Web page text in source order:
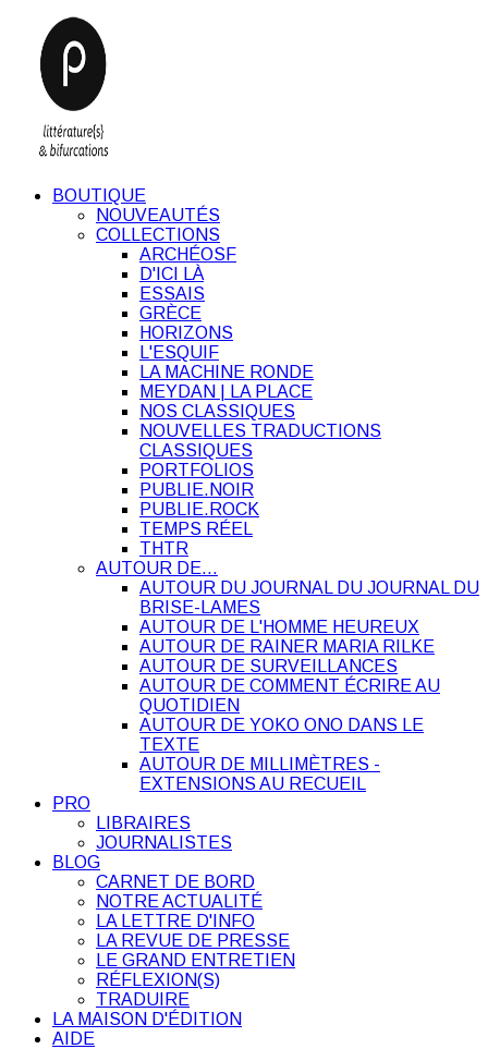
BOUTIQUE
NOUVEAUTÉS
COLLECTIONS
ARCHÉOSF
D'ICI LÀ
ESSAIS
GRÈCE
HORIZONS
L'ESQUIF
LA MACHINE RONDE
MEYDAN | LA PLACE
NOS CLASSIQUES
NOUVELLES TRADUCTIONS
CLASSIQUES
PORTFOLIOS
PUBLIE.NOIR
PUBLIE.ROCK
TEMPS RÉEL
THTR
AUTOUR DE…
AUTOUR DU JOURNAL DU JOURNAL DU
BRISE-LAMES
AUTOUR DE L'HOMME HEUREUX
AUTOUR DE RAINER MARIA RILKE
AUTOUR DE SURVEILLANCES
AUTOUR DE COMMENT ÉCRIRE AU
QUOTIDIEN
AUTOUR DE YOKO ONO DANS LE
TEXTE
AUTOUR DE MILLIMÈTRES -
EXTENSIONS AU RECUEIL
PRO
LIBRAIRES
JOURNALISTES
BLOG
CARNET DE BORD
NOTRE ACTUALITÉ
LA LETTRE D'INFO
LA REVUE DE PRESSE
LE GRAND ENTRETIEN
RÉFLEXION(S)
TRADUIRE
LA MAISON D'ÉDITION
AIDE